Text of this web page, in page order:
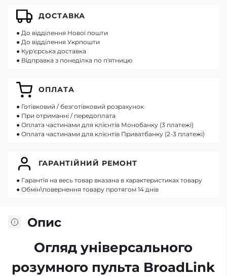
Опис
Огляд універсального
розумного пульта BroadLink
ДОСТАВКА
● До відділення Нової пошти
● До відділення Укрпошти
● Кур'єрська доставка
● Відправка з понеділка по п'ятницю
ОПЛАТА
● Готівковий / безготівковий розрахунок
● При отриманні / передоплата
● Оплата частинами для клієнтів Монобанку (3 платежі)
● Оплата частинами для клієнтів Приватбанку (2-3 платежі)
ГАРАНТІЙНИЙ РЕМОНТ
● Гарантія на весь товар вказана в характеристиках товару
● Обмін\повернення товару протягом 14 днів